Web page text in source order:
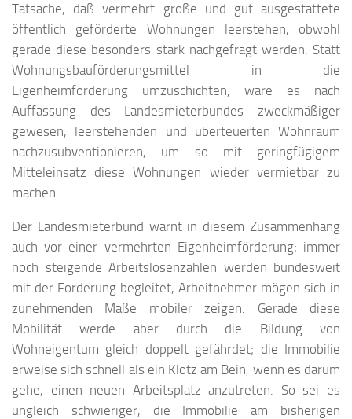
Tatsache, daß vermehrt große und gut ausgestattete
öffentlich geförderte Wohnungen leerstehen, obwohl
gerade diese besonders stark nachgefragt werden. Statt
Wohnungsbauförderungsmittel in die
Eigenheimförderung umzuschichten, wäre es nach
Auffassung des Landesmieterbundes zweckmäßiger
gewesen, leerstehenden und überteuerten Wohnraum
nachzusubventionieren, um so mit geringfügigem
Mitteleinsatz diese Wohnungen wieder vermietbar zu
machen.
Der Landesmieterbund warnt in diesem Zusammenhang
auch vor einer vermehrten Eigenheimförderung; immer
noch steigende Arbeitslosenzahlen werden bundesweit
mit der Forderung begleitet, Arbeitnehmer mögen sich in
zunehmenden Maße mobiler zeigen. Gerade diese
Mobilität werde aber durch die Bildung von
Wohneigentum gleich doppelt gefährdet; die Immobilie
erweise sich schnell als ein Klotz am Bein, wenn es darum
gehe, einen neuen Arbeitsplatz anzutreten. So sei es
ungleich schwieriger, die Immobilie am bisherigen